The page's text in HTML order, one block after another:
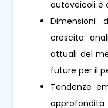
autoveicoli è
Dimensioni
crescita:
attuali del
future per il
Tendenze
approfondita